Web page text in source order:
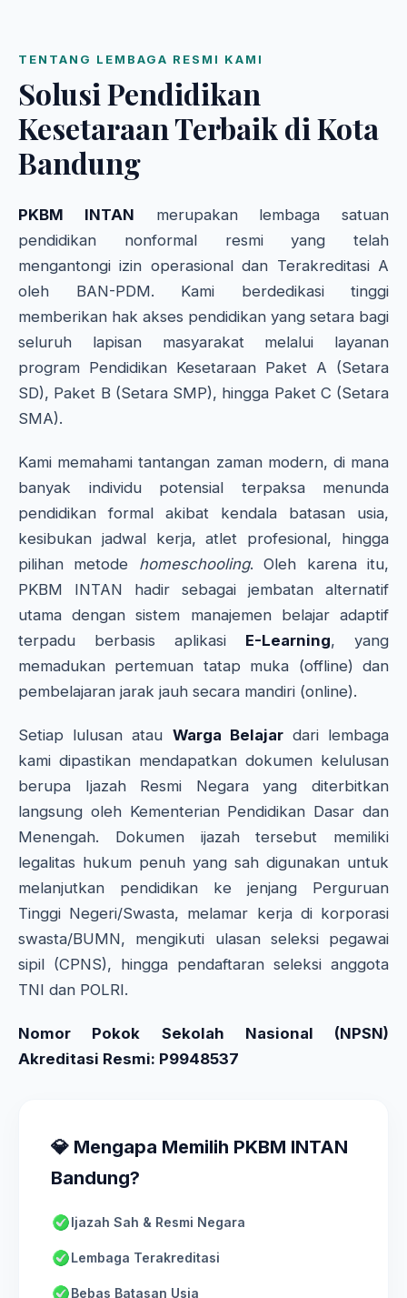
TENTANG LEMBAGA RESMI KAMI
Solusi Pendidikan
Kesetaraan Terbaik di Kota
Bandung
PKBM INTAN merupakan lembaga satuan
pendidikan nonformal resmi yang telah
mengantongi izin operasional dan Terakreditasi A
oleh BAN-PDM. Kami berdedikasi tinggi
memberikan hak akses pendidikan yang setara bagi
seluruh lapisan masyarakat melalui layanan
program Pendidikan Kesetaraan Paket A (Setara
SD), Paket B (Setara SMP), hingga Paket C (Setara
SMA).
Kami memahami tantangan zaman modern, di mana
banyak individu potensial terpaksa menunda
pendidikan formal akibat kendala batasan usia,
kesibukan jadwal kerja, atlet profesional, hingga
pilihan metode homeschooling. Oleh karena itu,
PKBM INTAN hadir sebagai jembatan alternatif
utama dengan sistem manajemen belajar adaptif
terpadu berbasis aplikasi E-Learning, yang
memadukan pertemuan tatap muka (offline) dan
pembelajaran jarak jauh secara mandiri (online).
Setiap lulusan atau Warga Belajardari lembaga
kami dipastikan mendapatkan dokumen kelulusan
berupa Ijazah Resmi Negara yang diterbitkan
langsung oleh Kementerian Pendidikan Dasar dan
Menengah. Dokumen ijazah tersebut memiliki
legalitas hukum penuh yang sah digunakan untuk
melanjutkan pendidikan ke jenjang Perguruan
Tinggi Negeri/Swasta, melamar kerja di korporasi
swasta/BUMN, mengikuti ulasan seleksi pegawai
sipil (CPNS), hingga pendaftaran seleksi anggota
TNI dan POLRI.
Nomor Pokok Sekolah Nasional (NPSN)
Akreditasi Resmi: P9948537
💎 Mengapa Memilih PKBM INTAN
Bandung?
Ijazah Sah & Resmi Negara
Lembaga Terakreditasi
Bebas Batasan Usia